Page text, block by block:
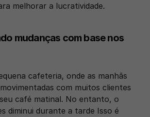
melhorar a lucratividade.
mudanças com base nos
cafeteria, onde as manhãs
com muitos clientes
café matinal. No entanto, o
diminui durante a tarde Isso é